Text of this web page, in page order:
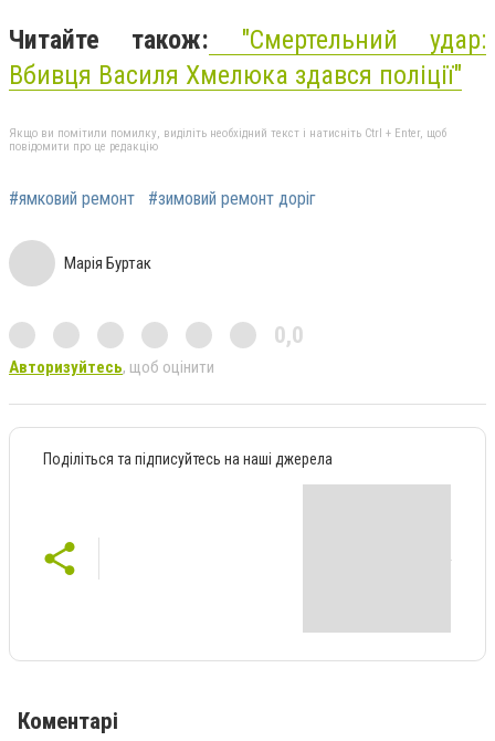
Читайте також: "Смертельний удар:
Вбивця Василя Хмелюка здався поліції"
Якщо ви помітили помилку, виділіть необхідний текст і натисніть Ctrl + Enter, щоб
повідомити про це редакцію
#ямковий ремонт #зимовий ремонт доріг
Марія Буртак
0,0
Авторизуйтесь, щоб оцінити
Поділіться та підписуйтесь на наші джерела
Коментарі